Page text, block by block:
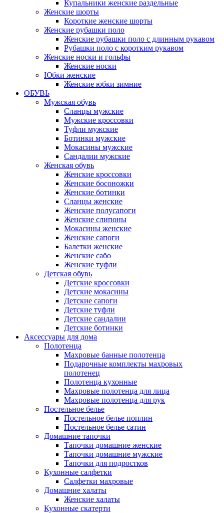
Купальники женские раздельные
Женские шорты
Короткие женские шорты
Женские рубашки поло
Женские рубашки поло с длинным рукавом
Рубашки поло с коротким рукавом
Женские носки и гольфы
Женские носки
Юбки женские
Женские юбки зимние
ОБУВЬ
Мужская обувь
Сланцы мужские
Мужские кроссовки
Туфли мужские
Ботинки мужские
Мокасины мужские
Сандалии мужские
Женская обувь
Женские кроссовки
Женские босоножки
Женские ботинки
Сланцы женские
Женские полусапоги
Женские слипоны
Мокасины женские
Женские сапоги
Балетки женские
Женские сабо
Женские туфли
Детская обувь
Детские кроссовки
Детские мокасины
Детские сапоги
Детские туфли
Детские сандалии
Детские ботинки
Аксессуары для дома
Полотенца
Махровые банные полотенца
Подарочные комплекты махровых
полотенец
Полотенца кухонные
Махровые полотенца для лица
Махровые полотенца для рук
Постельное белье
Постельное белье поплин
Постельное белье сатин
Домашние тапочки
Тапочки домашние женские
Тапочки домашние мужские
Тапочки для подростков
Кухонные салфетки
Салфетки махровые
Домашние халаты
Женские халаты
Кухонные скатерти